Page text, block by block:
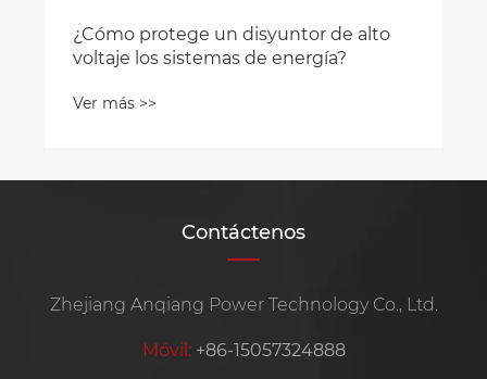
¿Cómo protege un disyuntor de alto
voltaje los sistemas de energía?
Ver más >>
Contáctenos
Zhejiang Anqiang Power Technology Co., Ltd.
Móvil: +86-15057324888